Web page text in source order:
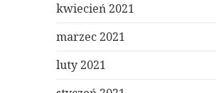
kwiecień 2021
marzec 2021
luty 2021